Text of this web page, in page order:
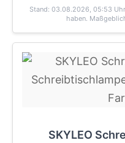
Stand: 03.08.2026, 05:53 Uhr
haben.
SKYLEO